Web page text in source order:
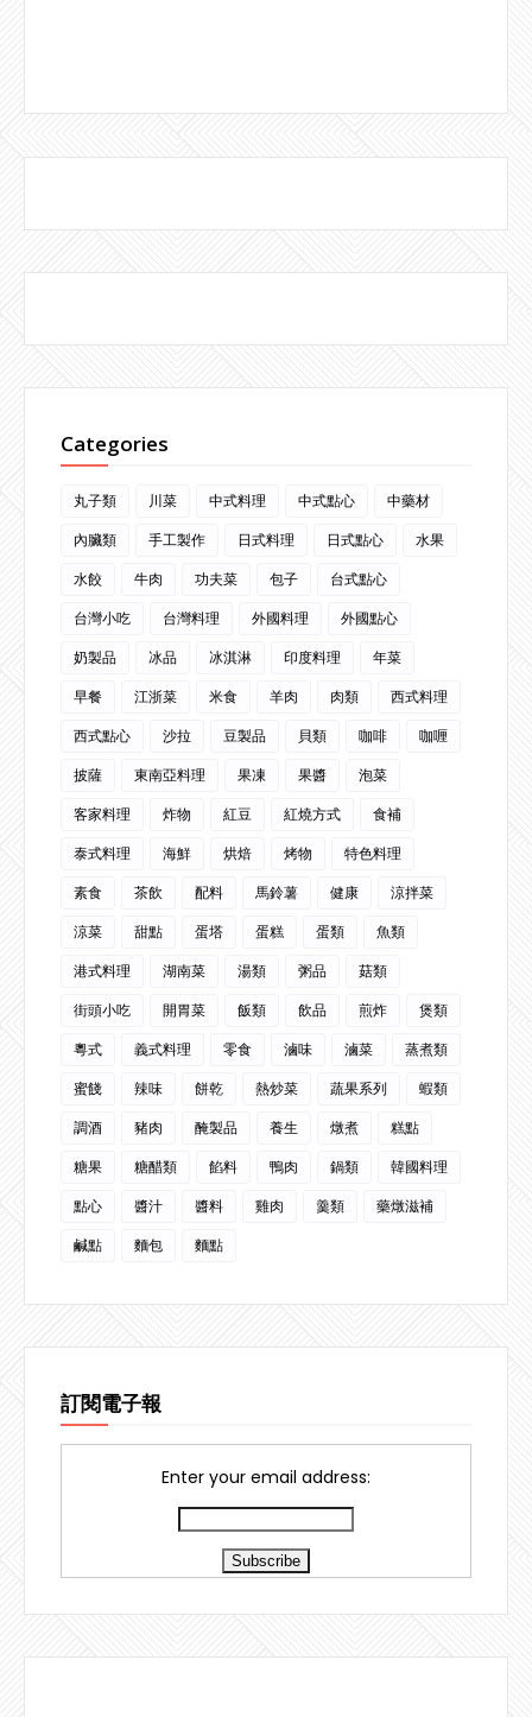
Categories
丸子類 川菜 中式料理 中式點心
中藥材
內臟類
手工製作 日式料理 日式點心
水果
水餃
牛肉 功夫菜 包子
台式點心
台灣小吃
台灣料理 外國料理
外國點心
奶製品
冰品 冰淇淋 印度料理
年菜
早餐
江浙菜 米食 羊肉 肉類
西式料理
西式點心
沙拉 豆製品 貝類 咖啡
咖喱
披薩
東南亞料理 果凍 果醬
泡菜
客家料理
炸物 紅豆 紅燒方式
食補
泰式料理
海鮮 烘焙 烤物
特色料理
素食
茶飲 配料 馬鈴薯 健康
涼拌菜
涼菜
甜點 蛋塔 蛋糕 蛋類
魚類
港式料理
湖南菜 湯類 粥品
菇類
街頭小吃
開胃菜 飯類 飲品 煎炸
煲類
粵式
義式料理 零食 滷味 滷菜
蒸煮類
蜜餞
辣味 餅乾 熱炒菜 蔬果系列
蝦類
調酒
豬肉 醃製品 養生 燉煮
糕點
糖果
糖醋類 餡料 鴨肉 鍋類
韓國料理
點心
醬汁 醬料 雞肉 羹類
藥燉滋補
鹹點
麵包 麵點
訂閱電子報
Enter your email address: